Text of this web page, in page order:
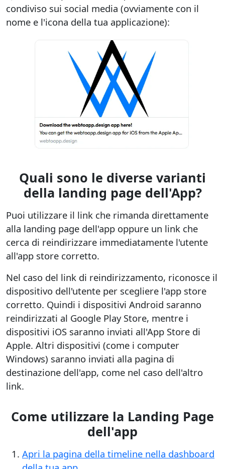
condiviso sui social media (ovviamente con il
nome e l'icona della tua applicazione):
Quali sono le diverse varianti
della landing page dell'App?
Puoi utilizzare il link che rimanda direttamente
alla landing page dell'app oppure un link che
cerca di reindirizzare immediatamente l'utente
all'app store corretto.
Nel caso del link di reindirizzamento, riconosce il
dispositivo dell'utente per scegliere l'app store
corretto. Quindi i dispositivi Android saranno
reindirizzati al Google Play Store, mentre i
dispositivi iOS saranno inviati all'App Store di
Apple. Altri dispositivi (come i computer
Windows) saranno inviati alla pagina di
destinazione dell'app, come nel caso dell'altro
link.
Come utilizzare la Landing Page
dell'app
Apri la pagina della timeline nella dashboard